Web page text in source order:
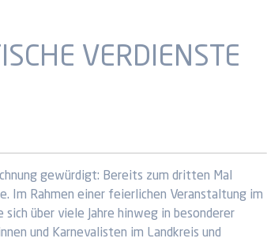
VERDIENSTE
gewürdigt: Bereits zum dritten Mal
Im Rahmen einer feierlichen Veranstaltung im
über viele Jahre hinweg in besonderer
und Karnevalisten im Landkreis und